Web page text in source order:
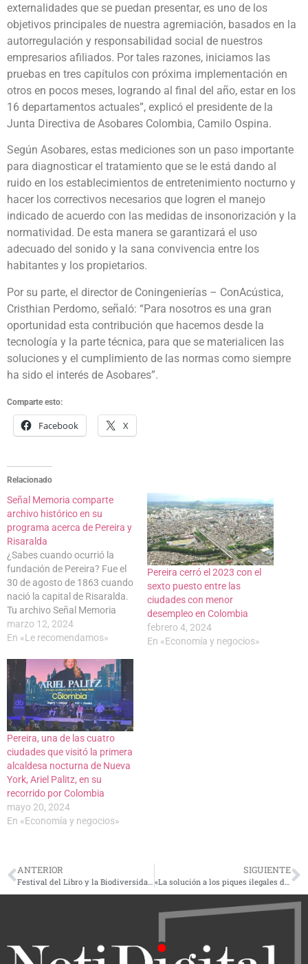
externalidades que se puedan presentar, es uno de los
objetivos principales de nuestra agremiación, basados en la
autorregulación y responsabilidad social de nuestros
empresarios afiliados. Por tales razones, iniciamos las
pruebas en tres capítulos con próxima implementación en
otros en pocos meses, logrando al final del año, estar en los
16 departamentos actuales”, explicó el presidente de la
Junta Directiva de Asobares Colombia, Camilo Ospina.
Según Asobares, estas mediciones son un paso importante
para diagnosticar el tratamiento que se le está dando al
ruido en los establecimientos de entretenimiento nocturno y
hacer los correctivos necesarios que logren el manejo
indicado de acuerdo con las medidas de insonorización y la
normatividad. De esta manera se garantizará el uso
adecuado del sonido y la sana convivencia entre los
habitantes y los propietarios.
Por su parte, el director de Coningenierías – ConAcústica,
Cristhian Perdomo, señaló: “Para nosotros es una gran
oportunidad esta contribución que hacemos desde la
tecnología y la parte técnica, para que se materialicen las
soluciones y el cumplimiento de las normas como siempre
ha sido el interés de Asobares”.
Comparte esto:
Facebook X
Relacionado
Señal Memoria comparte
archivo histórico en su
programa acerca de Pereira y
Risaralda
¿Sabes cuando ocurrió la
fundación de Pereira? Fue el
30 de agosto de 1863 cuando
nació la capital de Risaralda.
Tu archivo Señal Memoria
hace un recorrido sobre este
tema para que aprendas
segmento Memoria Histórica
de Señal Colombia, referente
a Pereira y Risaralda.…
marzo 12, 2024
En «Le recomendamos»
Pereira cerró el 2023 con el
sexto puesto entre las
ciudades con menor
desempleo en Colombia
febrero 4, 2024
En «Economía y negocios»
Pereira, una de las cuatro
ciudades que visitó la primera
alcaldesa nocturna de Nueva
York, Ariel Palitz, en su
recorrido por Colombia
mayo 20, 2024
En «Economía y negocios»
ANTERIOR
Festival del Libro y la Biodiversidad Cafetera en Marsella, organizado por Comfamiliar Risaralda
SIGUIENTE
«La solución a los piques ilegales de motociclistas es la tecnología», secretario de Movilidad de Dosquebradas